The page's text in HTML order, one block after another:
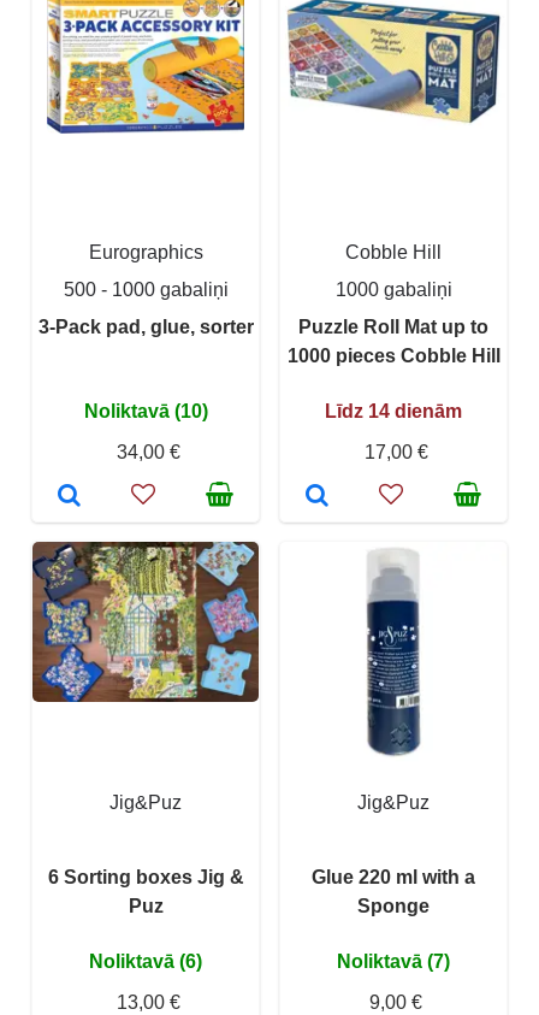
Eurographics
500 - 1000 gabaliņi
3-Pack pad, glue, sorter
Noliktavā (10)
34,00 €
Cobble Hill
1000 gabaliņi
Puzzle Roll Mat up to
1000 pieces Cobble Hill
Līdz 14 dienām
17,00 €
Jig&Puz
6 Sorting boxes Jig &
Puz
Noliktavā (6)
13,00 €
Jig&Puz
Glue 220 ml with a
Sponge
Noliktavā (7)
9,00 €